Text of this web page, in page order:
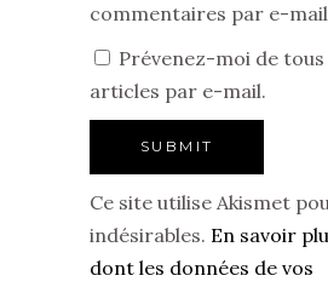
commentaires par e-
Prévenez-moi de tous
articles par e-mail.
Ce site utilise Akismet
indésirables. En savoir
dont les données de vos